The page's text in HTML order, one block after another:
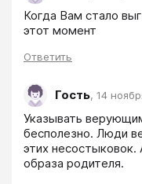
Когда Вам стало
этот момент
Ответить
Гость, 14
Указывать
бесполезно. Люди
этих
образа родителя.